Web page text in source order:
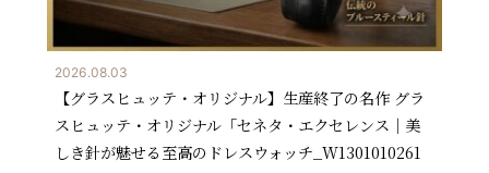
2026.08.03
【グラスヒュッテ・オリジナル】生産終了の名作 グラ
スヒュッテ・オリジナル「セネタ・エクセレンス｜美
しき針が魅せる至高のドレスウォッチ_W1301010261